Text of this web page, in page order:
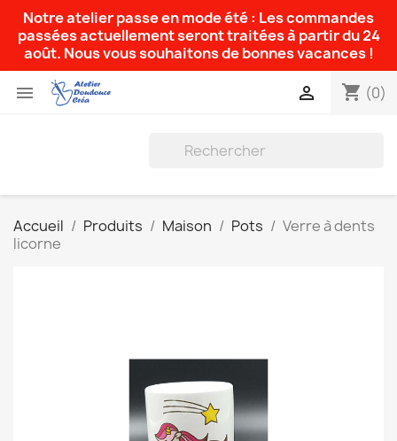
Notre atelier passe en mode été : Les commandes
passées actuellement seront traitées à partir du 24
août. Nous vous souhaitons de bonnes vacances !
 shopping_cart (0)

Accueil Produits Maison Pots
Verre à dents
licorne